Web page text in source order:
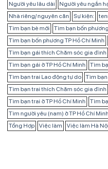
Người yêu lâu dài
Người yêu ngắn
Nhà riêng/ nguyên căn
Sự kiện:
Tìm bạn bè mới
Tìm bạn bốn
Tìm bạn bốn phương TP Hồ Chí Minh
Tìm bạn gái thích Chăm sóc gia đình
Tìm bạn gái ở TP Hồ Chí Minh
Tìm
Tìm bạn trai Lao động tự do
Tìm
Tìm bạn trai thích Chăm sóc gia đình
Tìm bạn trai ở TP Hồ Chí Minh
Tìm
Tìm người yêu (nam) ở TP Hồ Chí Minh
Tổng Hợp
Việc làm Việc làm Hà Nội